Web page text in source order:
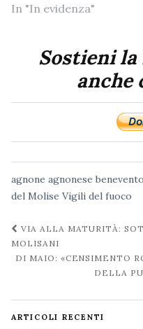
In "In evidenza"
Sostieni la
anche
agnone agnonese benevento
del Molise Vigili del fuoco
Navigazione
post
VIA ALLA MATURITÀ:
MOLISANI
DI MAIO: «CENSIMENTO
DELLA
ARTICOLI RECENTI